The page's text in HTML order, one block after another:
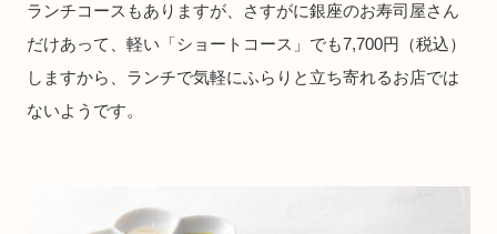
ランチコースもありますが、さすがに銀座のお寿司屋さん
だけあって、軽い「ショートコース」でも7,700円（税込）
しますから、ランチで気軽にふらりと立ち寄れるお店では
ないようです。